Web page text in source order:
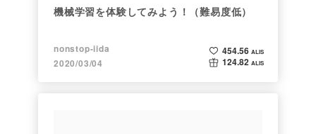
機械学習を体験してみよう！（難易度低）
nonstop-iida
2020/03/04
454.56 ALIS
124.82 ALIS